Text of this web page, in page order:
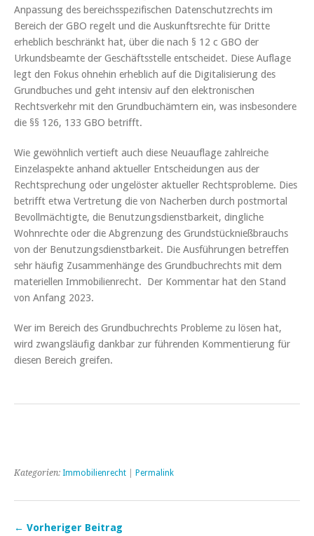
Anpassung des bereichsspezifischen Datenschutzrechts im
Bereich der GBO regelt und die Auskunftsrechte für Dritte
erheblich beschränkt hat, über die nach § 12 c GBO der
Urkundsbeamte der Geschäftsstelle entscheidet. Diese Auflage
legt den Fokus ohnehin erheblich auf die Digitalisierung des
Grundbuches und geht intensiv auf den elektronischen
Rechtsverkehr mit den Grundbuchämtern ein, was insbesondere
die §§ 126, 133 GBO betrifft.
Wie gewöhnlich vertieft auch diese Neuauflage zahlreiche
Einzelaspekte anhand aktueller Entscheidungen aus der
Rechtsprechung oder ungelöster aktueller Rechtsprobleme. Dies
betrifft etwa Vertretung die von Nacherben durch postmortal
Bevollmächtigte, die Benutzungsdienstbarkeit, dingliche
Wohnrechte oder die Abgrenzung des Grundstücknießbrauchs
von der Benutzungsdienstbarkeit. Die Ausführungen betreffen
sehr häufig Zusammenhänge des Grundbuchrechts mit dem
materiellen Immobilienrecht. Der Kommentar hat den Stand
von Anfang 2023.
Wer im Bereich des Grundbuchrechts Probleme zu lösen hat,
wird zwangsläufig dankbar zur führenden Kommentierung für
diesen Bereich greifen.
Kategorien: Immobilienrecht Permalink
← Vorheriger Beitrag